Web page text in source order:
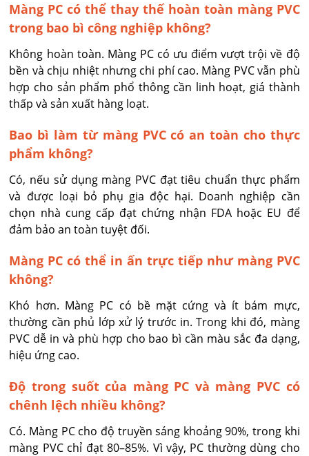
Màng PC có thể thay thế hoàn toàn màng PVC
trong bao bì công nghiệp không?
Không hoàn toàn. Màng PC có ưu điểm vượt trội về độ
bền và chịu nhiệt nhưng chi phí cao. Màng PVC vẫn phù
hợp cho sản phẩm phổ thông cần linh hoạt, giá thành
thấp và sản xuất hàng loạt.
Bao bì làm từ màng PVC có an toàn cho thực
phẩm không?
Có, nếu sử dụng màng PVC đạt tiêu chuẩn thực phẩm
và được loại bỏ phụ gia độc hại. Doanh nghiệp cần
chọn nhà cung cấp đạt chứng nhận FDA hoặc EU để
đảm bảo an toàn tuyệt đối.
Màng PC có thể in ấn trực tiếp như màng PVC
không?
Khó hơn. Màng PC có bề mặt cứng và ít bám mực,
thường cần phủ lớp xử lý trước in. Trong khi đó, màng
PVC dễ in và phù hợp cho bao bì cần màu sắc đa dạng,
hiệu ứng cao.
Độ trong suốt của màng PC và màng PVC có
chênh lệch nhiều không?
Có. Màng PC cho độ truyền sáng khoảng 90%, trong khi
màng PVC chỉ đạt 80–85%. Vì vậy, PC thường dùng cho